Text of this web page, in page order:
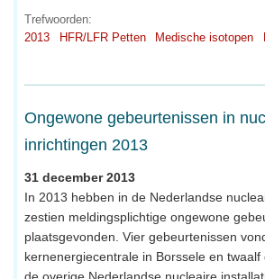
Trefwoorden:
2013
HFR/LFR Petten Medische isotopen
Ongewone gebeurtenissen in
inrichtingen 2013
31 december 2013
In 2013 hebben in de Nederlandse
zestien meldingsplichtige ongewone
plaatsgevonden. Vier gebeurtenissen
kernenergiecentrale in Borssele en